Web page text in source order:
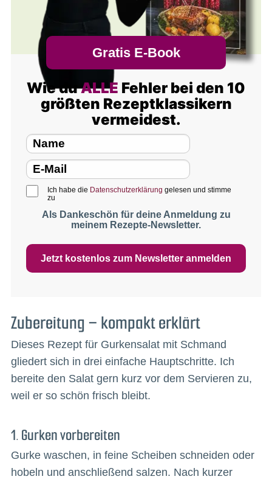
Gratis E-Book
Wie duALLE Fehler bei den 10
größten Rezeptklassikern
vermeidest.
Ich habe die Datenschutzerklärung gelesen und stimme
zu
Als Dankeschön für deine Anmeldung zu
meinem Rezepte-Newsletter.
Jetzt kostenlos zum Newsletter anmelden
Zubereitung – kompakt erklärt
Dieses Rezept für Gurkensalat mit Schmand
gliedert sich in drei einfache Hauptschritte. Ich
bereite den Salat gern kurz vor dem Servieren zu,
weil er so schön frisch bleibt.
1. Gurken vorbereiten
Gurke waschen, in feine Scheiben schneiden oder
hobeln und anschließend salzen. Nach kurzer